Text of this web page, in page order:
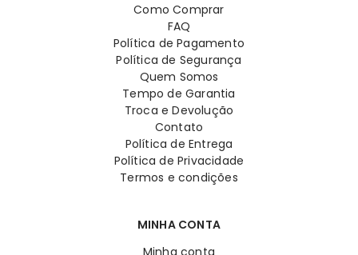
Como Comprar
FAQ
Política de Pagamento
Política de Segurança
Quem Somos
Tempo de Garantia
Troca e Devolução
Contato
Política de Entrega
Política de Privacidade
Termos e condições
MINHA CONTA
Minha conta